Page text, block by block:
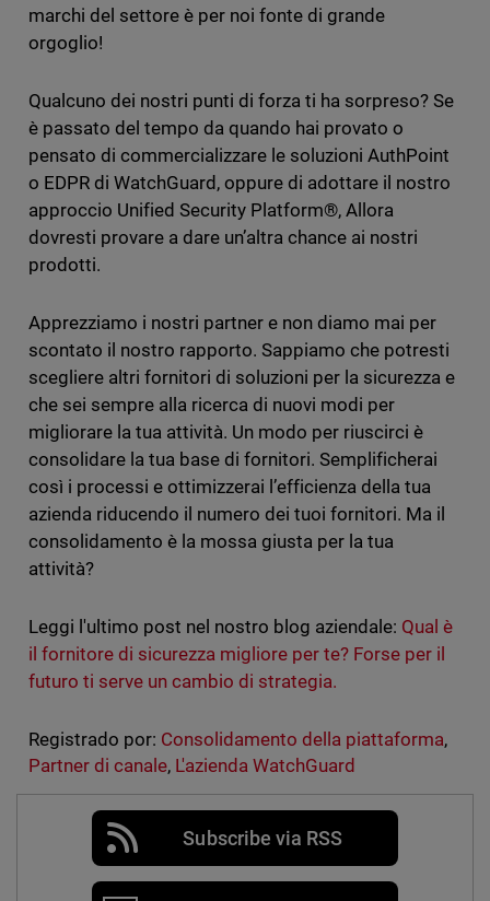
marchi del settore è per noi fonte di grande
orgoglio!
Qualcuno dei nostri punti di forza ti ha sorpreso? Se
è passato del tempo da quando hai provato o
pensato di commercializzare le soluzioni AuthPoint
o EDPR di WatchGuard, oppure di adottare il nostro
approccio Unified Security Platform®, Allora
dovresti provare a dare un’altra chance ai nostri
prodotti.
Apprezziamo i nostri partner e non diamo mai per
scontato il nostro rapporto. Sappiamo che potresti
scegliere altri fornitori di soluzioni per la sicurezza e
che sei sempre alla ricerca di nuovi modi per
migliorare la tua attività. Un modo per riuscirci è
consolidare la tua base di fornitori. Semplificherai
così i processi e ottimizzerai l’efficienza della tua
azienda riducendo il numero dei tuoi fornitori. Ma il
consolidamento è la mossa giusta per la tua
attività?
Leggi l'ultimo post nel nostro blog aziendale: Qual è
il fornitore di sicurezza migliore per te? Forse per il
futuro ti serve un cambio di strategia.
Registrado por: Consolidamento della piattaforma,
Partner di canale, L'azienda WatchGuard
Subscribe via RSS